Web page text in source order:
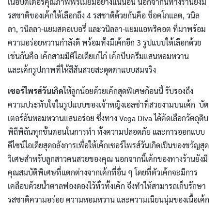
รสชาติของเค้กให้เลือกถึง 4 รสชาติด้วยกันคือ ช็อคโกแลต, วนิล
ลา, วนิลลา-แยมสตอเบอรี่ และวนิลลา-แยมแอพริคอต ที่มาพร้อม
ความอร่อยหวานกำลังดี พร้อมทั้งมีเค้กอีก 3 รูปแบบให้เลือกด้วย
เช่นกันคือ เค้กสามมิติไอเดียเก๋ไก๋ เค้กบีบครีมแสนหอมหวาน
และเค้กรูปภาพที่ให้สีสันสวยสะดุดตาแบบสมจริง
เซอร์ไพรส์วันเกิดให้ลูกน้อยด้วยเค้กสุดพิเศษก้อนนี้ รับรองถึง
ความประทับใจในรูปแบบของเจ้าหญิงเอลซ่าที่สวยงามบนเค้ก บัต
เตอร์อันหอมหวานแสนอร่อย ซึ่งทาง Vega Diva ได้คัดเลือกวัตถุดิบ
พิถีพิถันทุกขั้นตอนในการทำ ทั้งความปลอดภัย และการออกแบบ
ดีไซน์ไอเดียสุดอลังการเพื่อให้เค้กเซอร์ไพรส์วันเกิดเป็นของขวัญสุด
วิเศษสำหรับลูกสาวคนสวยของคุณ นอกจากนี้เค้กของทางร้านยังมี
คุณสมบัติพิเศษที่แตกต่างจากเค้กที่อื่น ๆ โดยที่ตัวเค้กจะมีการ
เคลือบด้วยน้ำตาลฟองดองไว้ทั่วทั้งเค้ก จึงทำให้สามารถเก็บรักษา
รสชาติความอร่อย ความหอมหวาน และความเนียนนุ่มของเนื้อเค้ก